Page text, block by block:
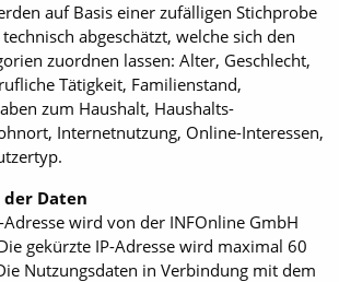
auf Basis einer zufälligen Stichprobe
abgeschätzt, welche sich den
zuordnen lassen: Alter, Geschlecht,
Tätigkeit, Familienstand,
zum Haushalt, Haushalts-
Internetnutzung, Online-Interessen,
der Daten
wird von der INFOnline GmbH
gekürzte IP-Adresse wird maximal 60
Nutzungsdaten in Verbindung mit dem